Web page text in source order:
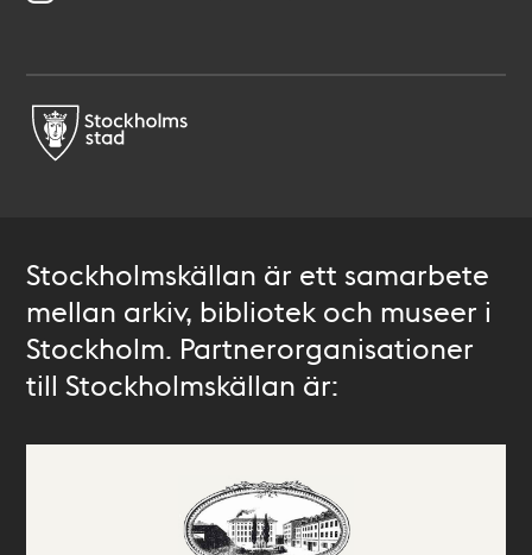
Stockholmskällan är ett samarbete
mellan arkiv, bibliotek och museer i
Stockholm. Partnerorganisationer
till Stockholmskällan är: